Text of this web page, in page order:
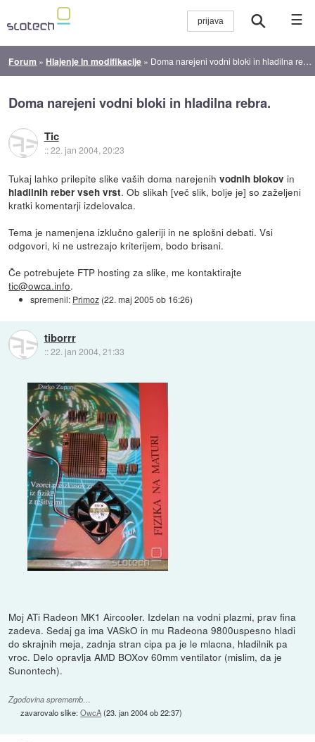
☰
Forum » Hlajenje in modifikacije » Doma narejeni vodni bloki in hladilna rebra.
Doma narejeni vodni bloki in hladilna rebra.
Tic
::22. jan 2004, 20:23
Tukaj lahko prilepite slike vaših doma narejenihvodnih blokovin
hladilnih reber vseh vrst. Ob slikah [več slik, bolje je] so zaželjeni
kratki komentarji izdelovalca.
Tema je namenjena izklučno galeriji in ne splošni debati. Vsi
odgovori, ki ne ustrezajo kriterijem, bodo brisani.
Če potrebujete FTP hosting za slike, me kontaktirajte
tic@owca.info.
spremenil: Primoz (22. maj 2005 ob 16:26)
tiborrr
::22. jan 2004, 21:33
Moj ATi Radeon MK1 Aircooler. Izdelan na vodni plazmi, prav fina
zadeva. Sedaj ga ima VASkO in mu Radeona 9800uspesno hladi
do skrajnih meja, zadnja stran cipa pa je le mlacna, hladilnik pa
vroc. Delo opravlja AMD BOXov 60mm ventilator (mislim, da je
Sunontech).
Zgodovina sprememb…
zavarovalo slike:OwcA(23. jan 2004 ob 22:37)